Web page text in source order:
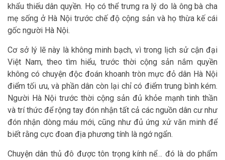
khẩu thiếu dân quyền. Họ có thể trưng ra lý do là ông bà cha
mẹ sống ở Hà Nội trước chế độ cộng sản và họ thừa kế cái
gốc người Hà Nội.
Cơ sở lý lẽ này là không minh bạch, vì trong lịch sử cận đại
Việt Nam, theo tìm hiểu, trước thời cộng sản nắm quyền
không có chuyện độc đoán khoanh tròn mực đỏ dân Hà Nội
điểm tối ưu, và phần dân còn lại chỉ có điểm trung bình kém.
Người Hà Nội trước thời cộng sản đủ khỏe mạnh tinh thần
và trí thức để rộng tay đón nhận tất cả các nguồn dân cư như
đón nhận dòng máu mới, cũng như đủ ứng xử văn minh để
biết rằng cực đoan địa phương tính là ngớ ngẩn.
Chuyện dân thủ đô được tôn trọng kính nể… đó là do phẩm